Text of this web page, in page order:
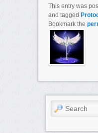
This entry was
and tagged
Bookmark the
Search